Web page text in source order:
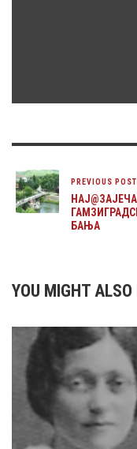
PREVIOUS POST
БАЊА
YOU MIGHT ALSO